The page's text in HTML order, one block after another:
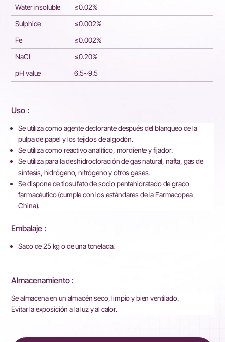
Water insoluble
≤0.02%
Sulphide
≤0.002%
Fe
≤0.002%
NaCl
≤0.20%
pH value
6.5~9.5
Uso :
Se utiliza como agente declorante después del blanqueo de la
pulpa de papel y los tejidos de algodón.
Se utiliza como reactivo analítico, mordiente y fijador.
Se utiliza para la deshidrocloración de gas natural, nafta, gas de
síntesis, hidrógeno, nitrógeno y otros gases.
Se dispone de tiosulfato de sodio pentahidratado de grado
farmacéutico (cumple con los estándares de la Farmacopea
China).
Embalaje :
Saco de 25 kg o de una tonelada.
Almacenamiento :
Se almacena en un almacén seco, limpio y bien ventilado.
Evitar la exposición a la luz y al calor.